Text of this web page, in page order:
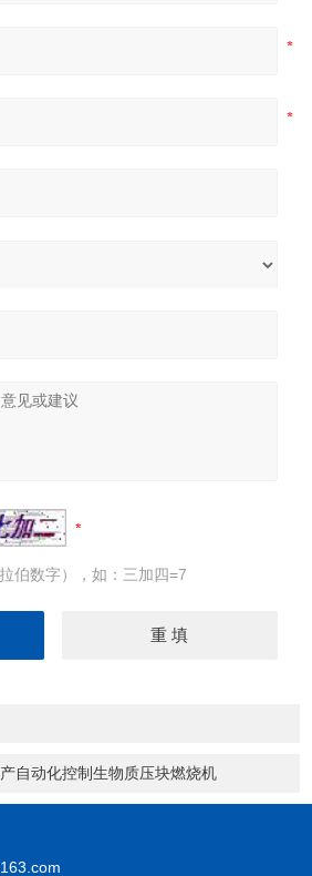
伯数字），如：三加四=7
自动化控制生物质压块燃烧机